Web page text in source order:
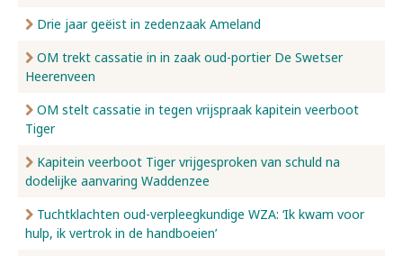
Drie jaar geëist in zedenzaak Ameland
OM trekt cassatie in in zaak oud-portier De Swetser
Heerenveen
OM stelt cassatie in tegen vrijspraak kapitein veerboot
Tiger
Kapitein veerboot Tiger vrijgesproken van schuld na
dodelijke aanvaring Waddenzee
Tuchtklachten oud-verpleegkundige WZA: ‘Ik kwam voor
hulp, ik vertrok in de handboeien’